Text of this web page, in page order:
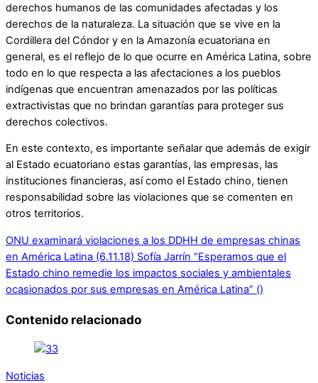
derechos humanos de las comunidades afectadas y los
derechos de la naturaleza. La situación que se vive en la
Cordillera del Cóndor y en la Amazonía ecuatoriana en
general, es el reflejo de lo que ocurre en América Latina, sobre
todo en lo que respecta a las afectaciones a los pueblos
indígenas que encuentran amenazados por las políticas
extractivistas que no brindan garantías para proteger sus
derechos colectivos.
En este contexto, es importante señalar que además de exigir
al Estado ecuatoriano estas garantías, las empresas, las
instituciones financieras, así como el Estado chino, tienen
responsabilidad sobre las violaciones que se comenten en
otros territorios.
ONU examinará violaciones a los DDHH de empresas chinas
en América Latina (6.11.18) Sofía Jarrín “Esperamos que el
Estado chino remedie los impactos sociales y ambientales
ocasionados por sus empresas en América Latina” ()
Contenido relacionado
Noticias